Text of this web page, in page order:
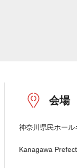
会場
神奈川県民ホール
Kanagawa